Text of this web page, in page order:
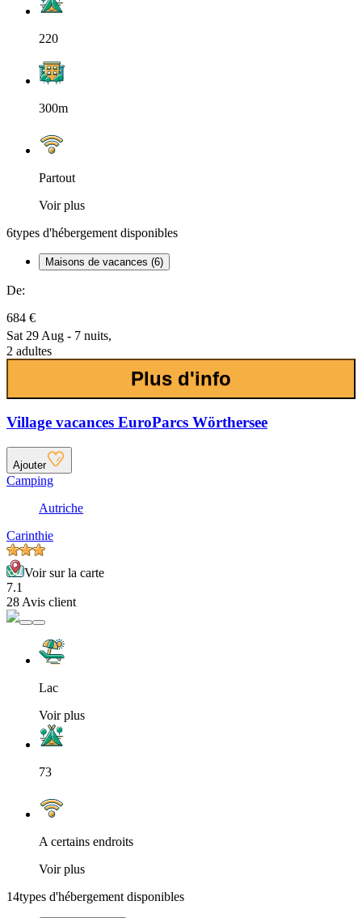
220
300m
Partout
Voir plus
6types d'hébergement disponibles
Maisons de vacances (6)
De:
684 €
Sat 29 Aug - 7 nuits,
2 adultes
Plus d'info
Village vacances EuroParcs Wörthersee
Ajouter
Camping
Autriche
Carinthie
Voir sur la carte
7.1
28 Avis client
Lac
Voir plus
73
A certains endroits
Voir plus
14types d'hébergement disponibles